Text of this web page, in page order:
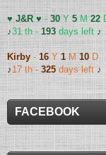
♥ J&R ♥-30Y5M22
♪31 th -193days left♪
Kirby-16Y1M10D
♪17 th -325days left♪
FACEBOOK